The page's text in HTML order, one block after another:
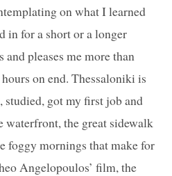
on what I learned
in for a short or a longer
pleases me more than
on end. Thessaloniki is
got my first job and
the great sidewalk
foggy mornings that make for
Angelopoulos’ film, the